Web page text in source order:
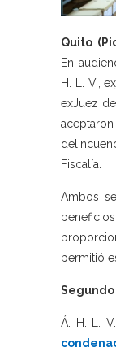
Quito
En
H. L. V.,
exJuez
Fiscalía.
Ambos
permitió
Á. H. L.